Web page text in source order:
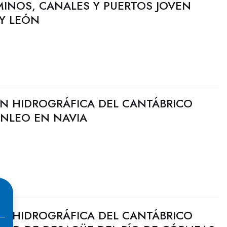
CANALES Y PUERTOS JOVEN
LEÓN
HIDROGRÁFICA DEL CANTÁBRICO
EN NAVIA
HIDROGRÁFICA DEL CANTÁBRICO